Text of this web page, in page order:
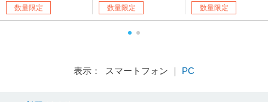
数量限定 数量限定 数量限定
表示： スマートフォン ｜ PC